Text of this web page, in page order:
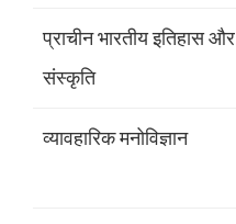
प्राचीन भारतीय इतिहास और
संस्कृति
व्‍यावहारिक मनोविज्ञान